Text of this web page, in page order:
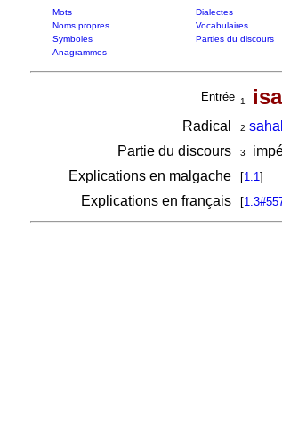
Mots Dialectes
Noms propres
Vocabulaires
Symboles
Parties du discours
Anagrammes
Entrée 1
Radical 2
Partie du discours
3
Explications en malgache
[1.1]
Explications en français [